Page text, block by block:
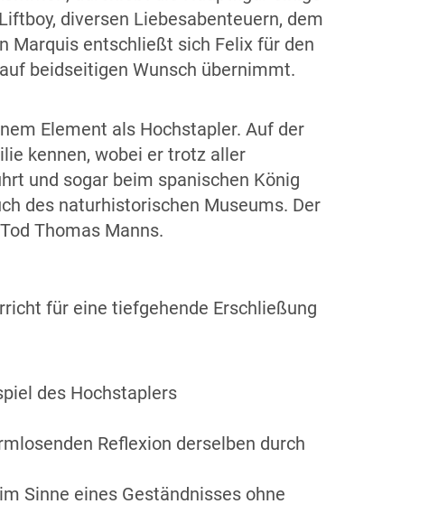
diversen Liebesabenteuern, dem
Marquis entschließt sich Felix für den
beidseitigen Wunsch übernimmt.
Element als Hochstapler. Auf der
kennen, wobei er trotz aller
und sogar beim spanischen König
des naturhistorischen Museums. Der
Thomas Manns.
für eine tiefgehende Erschließung
des Hochstaplers
Reflexion derselben durch
Sinne eines Geständnisses ohne